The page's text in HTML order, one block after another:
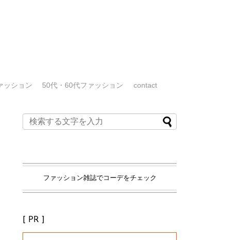
ッション 50代・60代ファッション contact
ファッション雑誌でコーデをチェック
[ PR ]